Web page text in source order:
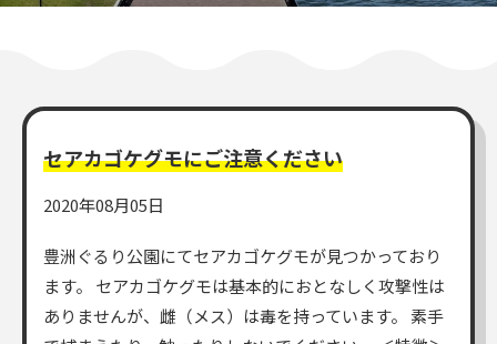
お問い合わせ
一般利用の方へ
公園利用ルール
催しものやロケなどの業務利用をお考えの方
ご利用について 各種申請・手続き等
セアカゴケグモにご注意ください
2020年08月05日
豊洲ぐるり公園にてセアカゴケグモが見つかっており
ます。 セアカゴケグモは基本的におとなしく攻撃性は
ありませんが、雌（メス）は毒を持っています。 素手